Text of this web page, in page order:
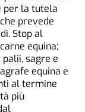
per la tutela
prevede
Stop al
equina;
sagre e
equina e
al termine
più